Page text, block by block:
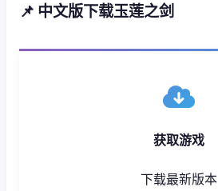
📌 中文版下载玉莲之剑
获取游戏
下载最新版本